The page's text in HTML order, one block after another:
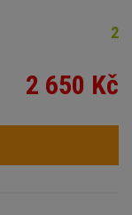
2
2 650 Kč